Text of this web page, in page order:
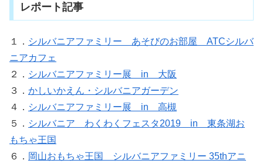
レポート記事
１． シルバニアファミリー あそびのお部屋 ATCシルバ
ニアカフェ
２． シルバニアファミリー展 in 大阪
３． かしいかえん・シルバニアガーデン
４． シルバニアファミリー展 in 高槻
５． シルバニア わくわくフェスタ2019 in 東条湖お
もちゃ王国
６． 岡山おもちゃ王国 シルバニアファミリー 35thアニ